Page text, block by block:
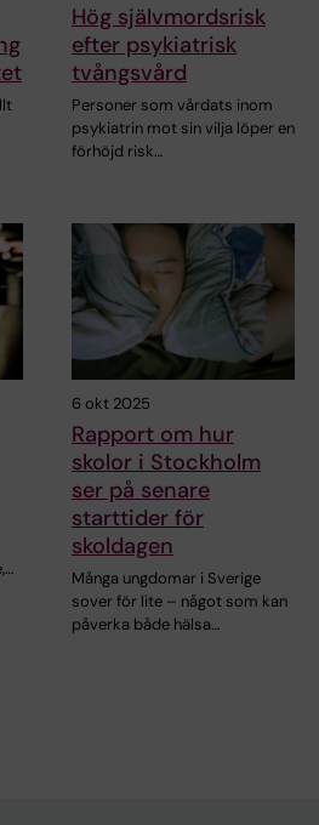
Hög självmordsrisk
efter psykiatrisk
tvångsvård
Personer som vårdats inom
psykiatrin mot sin vilja löper en
förhöjd risk…
6 okt 2025
Rapport om hur
skolor i Stockholm
ser på senare
starttider för
skoldagen
Många ungdomar i Sverige
sover för lite – något som kan
påverka både hälsa…